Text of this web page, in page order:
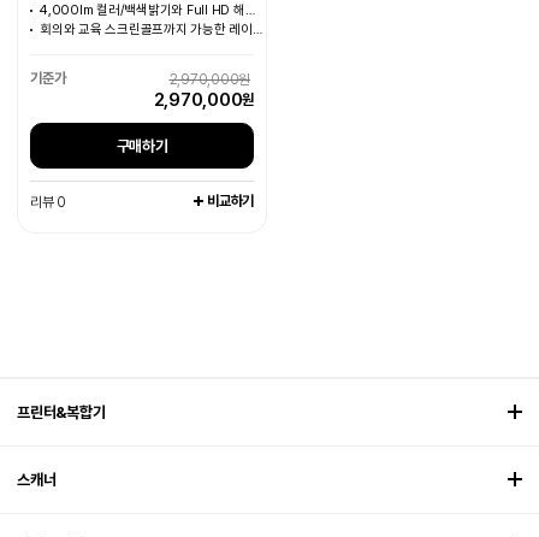
4,000lm 컬러/백색밝기와 Full HD 해상도
회의와 교육 스크린골프까지 가능한 레이저 프로젝터
2,970,000원
2,970,000원
구매하기
리뷰 0 비교하기
프린터&복합기
스캐너